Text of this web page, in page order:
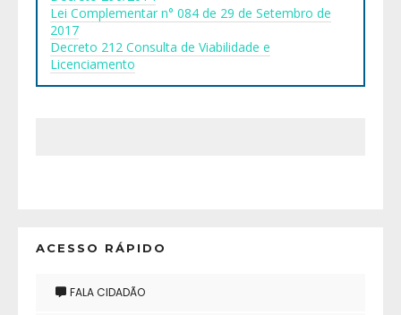
Lei Complementar n° 084 de 29 de Setembro de
2017
Decreto 212 Consulta de Viabilidade e
Licenciamento
ACESSO RÁPIDO
FALA CIDADÃO